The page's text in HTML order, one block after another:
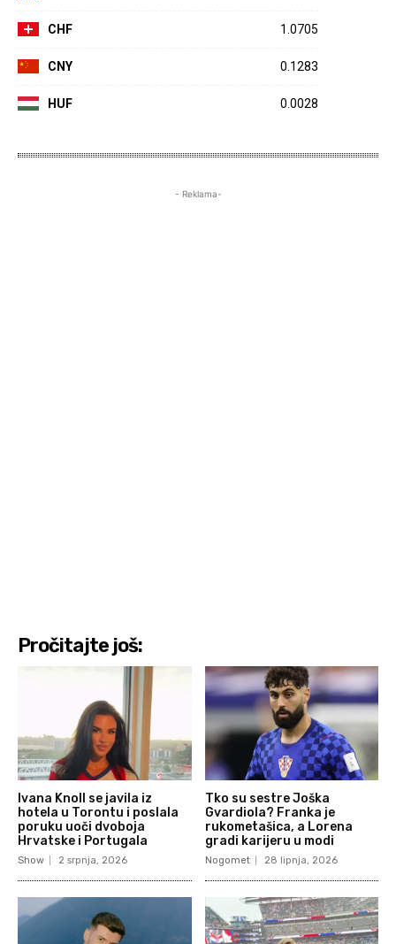
CHF 1.0705
CNY 0.1283
HUF 0.0028
- Reklama-
Pročitajte još:
Ivana Knoll se javila iz
hotela u Torontu i poslala
poruku uoči dvoboja
Hrvatske i Portugala
Show 2 srpnja, 2026
Tko su sestre Joška
Gvardiola? Franka je
rukometašica, a Lorena
gradi karijeru u modi
Nogomet 28 lipnja, 2026